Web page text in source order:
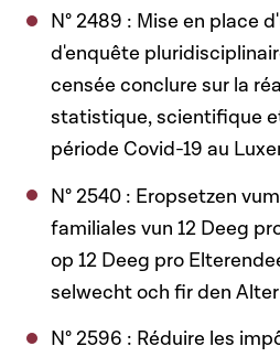
N° 2489 : Mise en place
d'enquête
censée conclure sur la
statistique, scientifique
période Covid-19 au
N° 2540 : Eropsetzen
familiales vun 12 Deeg
op 12 Deeg pro
selwecht och fir den Alter
N° 2596 : Réduire les